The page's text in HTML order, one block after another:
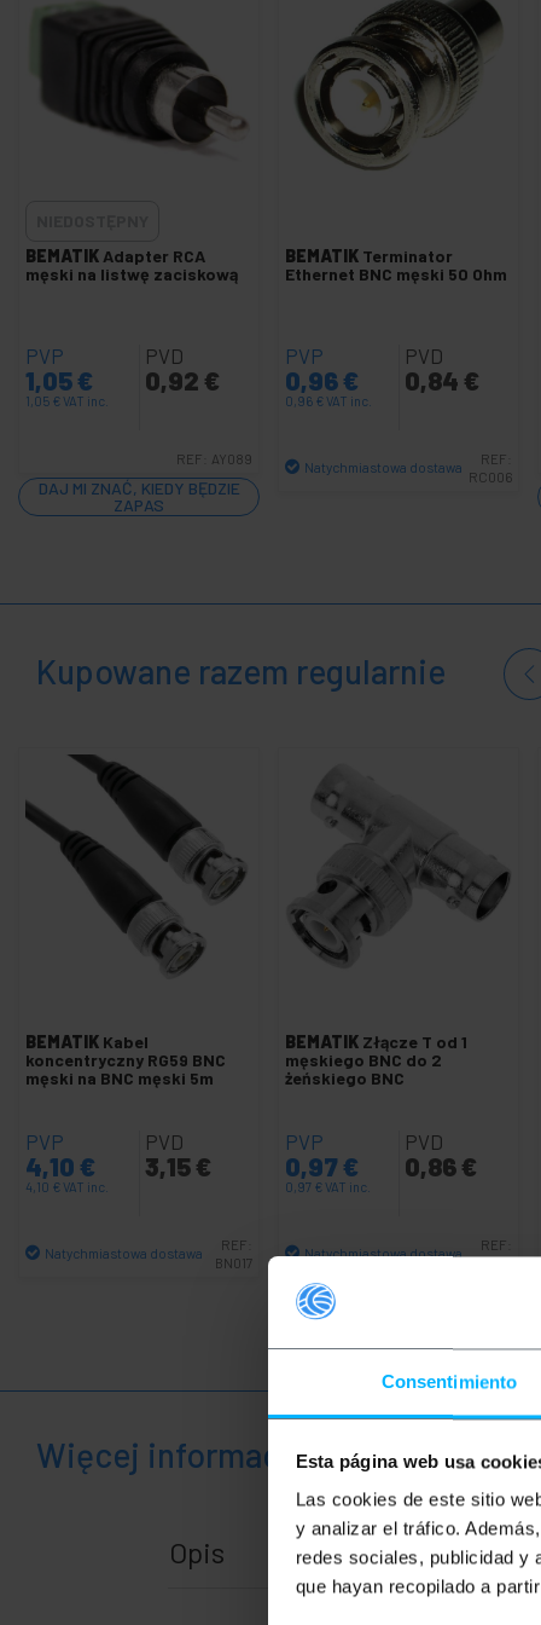
Consentimiento
Esta página web usa
Las cookies de este sitio
y analizar el tráfico.
redes sociales, publicidad y
que hayan recopilado a
Karta dźwiękowa i adapter
Akcesoria do GoPro
Bezprzewodowy przewodnik audio
+
Kamery CCTV i akcesoria
DisplayPort wideo HDMI DVI VGA SDI
+
Fotografia +
+
Bezpieczeństwo,
alarmy i kontrola
+
Czas
+
medyczna
BEMATIK Adapter RCA
męski na listwę zaciskową
PVP
1,05€
1,05 €VAT inc.
PVD
0,92 €
REF: AY089
DAJ MI ZNAĆ, KIEDY BĘDZIE
ZAPAS
BEMATIK Terminator
Ethernet BNC męski 50 Ohm
PVP
0,96€
0,96 €VAT inc.
PVD
0,84 €
Natychmiastowa dostawa
REF:
RC006
Kupowane razem regularnie
BEMATIK Kabel
koncentryczny RG59 BNC
męski na BNC męski 5m
PVP
4,10 €
4,10 €VAT inc.
PVD
3,15 €
Natychmiastowa dostawa
REF:
BN017
BEMATIK Złącze T od 1
męskiego BNC do 2
żeńskiego BNC
PVP
0,97€
0,97 €VAT inc.
PVD
0,86 €
Natychmiastowa dostawa
REF:
RC008
Więcej informacji
Opis